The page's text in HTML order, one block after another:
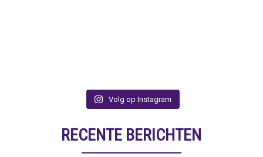
Volg op Instagram
RECENTE BERICHTEN